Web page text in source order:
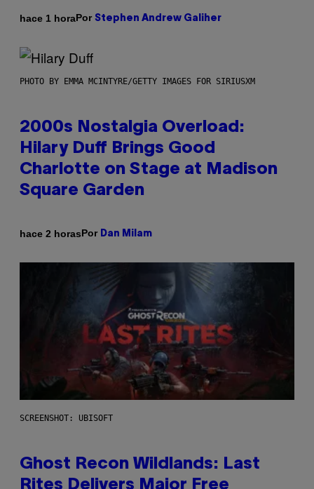
hace 1 horaPor Stephen Andrew Galiher
PHOTO BY EMMA MCINTYRE/GETTY IMAGES FOR SIRIUSXM
2000s Nostalgia Overload:
Hilary Duff Brings Good
Charlotte on Stage at Madison
Square Garden
hace 2 horasPor Dan Milam
SCREENSHOT: UBISOFT
Ghost Recon Wildlands: Last
Rites Delivers Major Free